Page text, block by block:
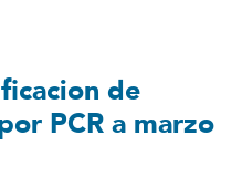
de
PCR a marzo